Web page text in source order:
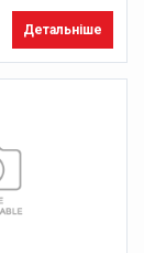
Детальніше